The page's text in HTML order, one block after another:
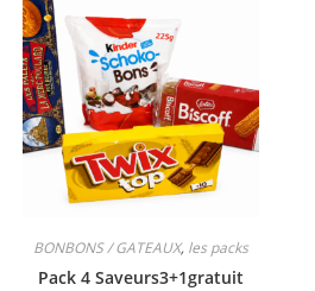
BONBONS / GATEAUX, les packs
Pack 4 Saveurs3+1gratuit